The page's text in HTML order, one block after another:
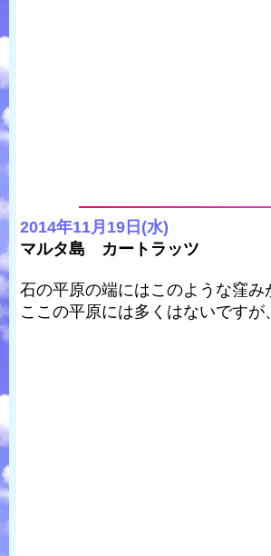
2014年11月19日(水)
マルタ島 カートラッツ
石の平原の端にはこのような窪み
ここの平原には多くはないです